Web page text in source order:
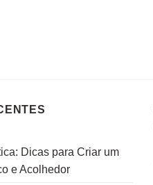
Dicas para Criar um
e Acolhedor